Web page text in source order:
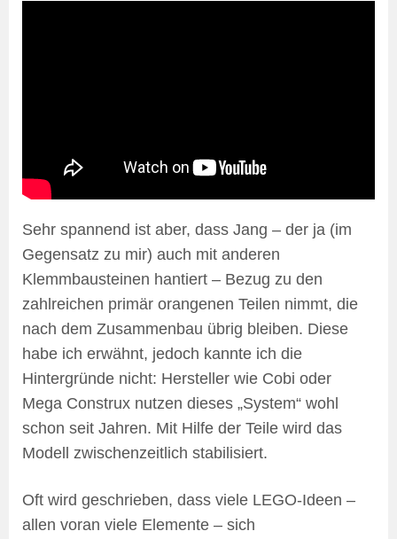
Sehr spannend ist aber, dass Jang – der ja (im
Gegensatz zu mir) auch mit anderen
Klemmbausteinen hantiert – Bezug zu den
zahlreichen primär orangenen Teilen nimmt, die
nach dem Zusammenbau übrig bleiben. Diese
habe ich erwähnt, jedoch kannte ich die
Hintergründe nicht: Hersteller wie Cobi oder
Mega Construx nutzen dieses „System“ wohl
schon seit Jahren. Mit Hilfe der Teile wird das
Modell zwischenzeitlich stabilisiert.
Oft wird geschrieben, dass viele LEGO-Ideen –
allen voran viele Elemente – sich